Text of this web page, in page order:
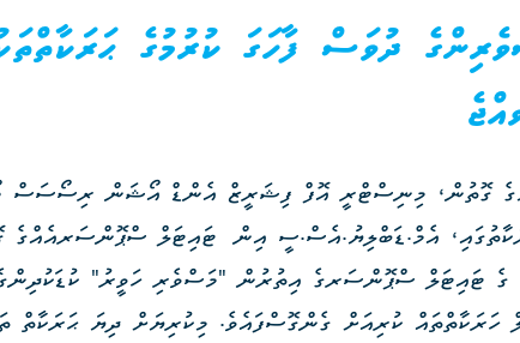
ދުވަސް ފާހަގަ ކުރުމުގެ
ގޮތުން، މިނިސްޓްރީ އޮފް ފިޝަރީޒް އެންޑް އޯޝަން ރިސޯސަސް
އެމް.ޑަބްލިޔު.އެސް.ސީ އިން ޓައިޓަލް ސްޕޮންސަރއެއްގެ
ޓައިޓަލް ސްޕޮންސަރގެ އިތުރުން "މަސްވެރި ހަވީރު"
ކުރިއަށް ގެންގޮސްފައެވެ. މިކުރިޔަށް ދިޔަ ޙަރަކާތް